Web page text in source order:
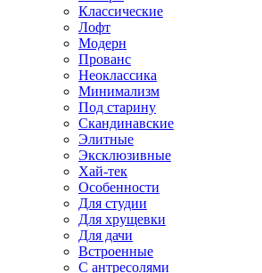
Классические
Лофт
Модерн
Прованс
Неоклассика
Минимализм
Под старину
Скандинавские
Элитные
Эксклюзивные
Хай-тек
Особенности
Для студии
Для хрущевки
Для дачи
Встроенные
С антресолями